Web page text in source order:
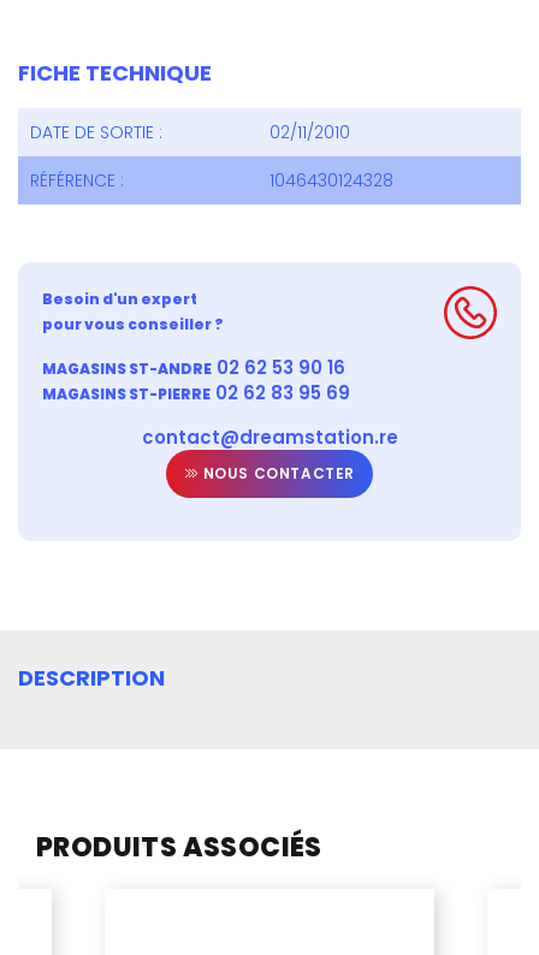
FICHE TECHNIQUE
DATE DE SORTIE :
02/11/2010
RÉFÉRENCE :
1046430124328
Besoin d'un expert
pour vous conseiller ?
MAGASINS ST-ANDRE 02 62 53 90 16
MAGASINS ST-PIERRE 02 62 83 95 69
contact@dreamstation.re
NOUS CONTACTER
DESCRIPTION
PRODUITS ASSOCIÉS